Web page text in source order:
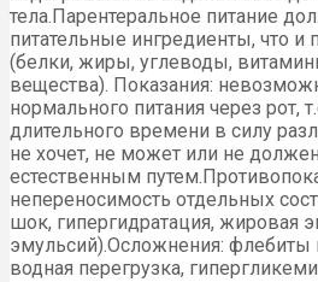
тела.Парентеральное питание
питательные ингредиенты, что и
(белки, жиры, углеводы,
вещества). Показания:
нормального питания через рот,
длительного времени в силу
не хочет, не может или не
естественным
непереносимость отдельных
шок, гипергидратация, жировая
эмульсий).Осложнения: флебиты
водная перегрузка,